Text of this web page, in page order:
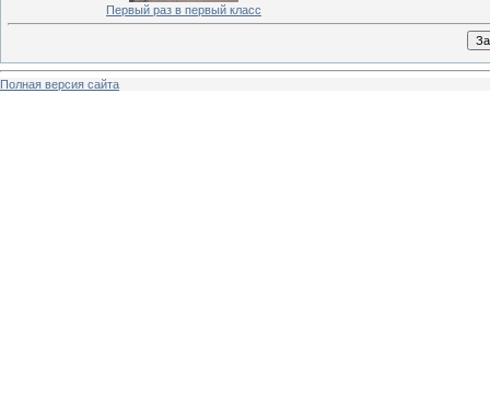
Первый раз в первый класс
Полная версия сайта